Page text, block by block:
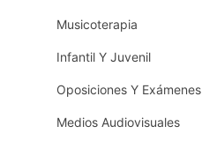
Musicoterapia
Infantil Y Juvenil
Oposiciones Y Exámenes
Medios Audiovisuales